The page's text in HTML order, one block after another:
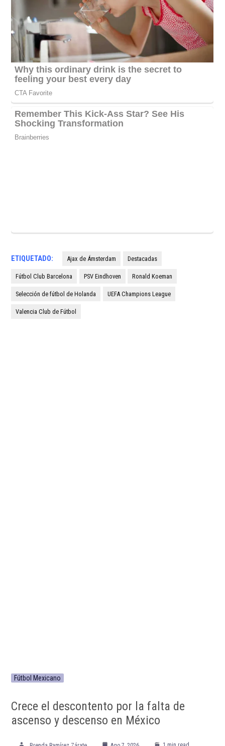
ETIQUETADO: Ajax de Ámsterdam Destacadas
Fútbol Club Barcelona PSV Eindhoven Ronald Koeman
Selección de fútbol de Holanda UEFA Champions League
Valencia Club de Fútbol
Fútbol Mexicano
Crece el descontento por la falta de
ascenso y descenso en México